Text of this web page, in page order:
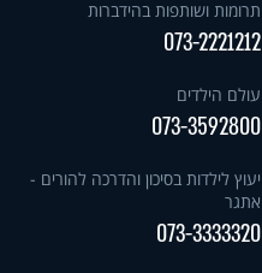
תרומות ושותפות בהידברות
073-2221212
עולם הילדים
073-3592800
יעוץ לילדות בסיכון והדרכה להורים -
אתגר
073-3333320